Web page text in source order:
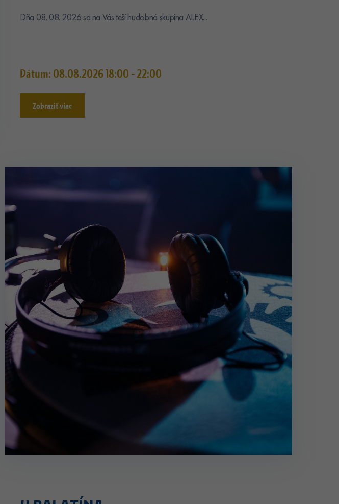
Dňa 08. 08. 2026 sa na Vás teší hudobná skupina ALEX...
Dátum: 08.08.2026 18:00 - 22:00
Zobraziť viac